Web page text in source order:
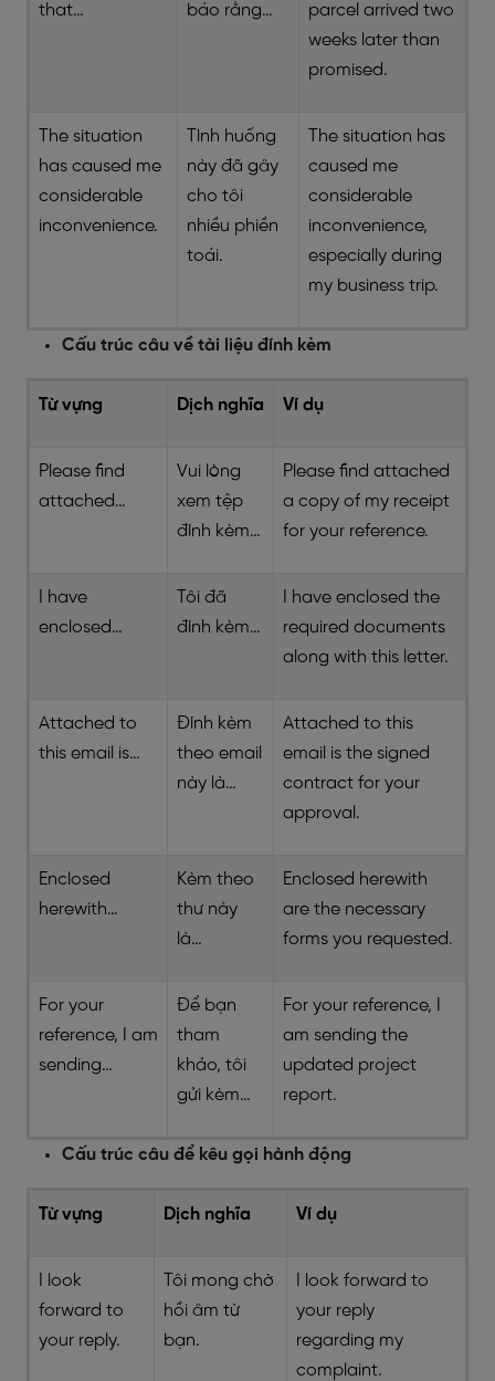
that… báo rằng…
parcel arrived two
weeks later than
promised.
The situation
has caused me
considerable
inconvenience.
Tình huống
này đã gây
cho tôi
nhiều phiền
toái.
The situation has
caused me
considerable
inconvenience,
especially during
my business trip.
Cấu trúc câu về tài liệu đính kèm
Từ vựng Dịch nghĩa Ví dụ
Please find
attached…
Vui lòng
xem tệp
đính kèm…
Please find attached
a copy of my receipt
for your reference.
I have
enclosed…
Tôi đã
đính kèm…
I have enclosed the
required documents
along with this letter.
Attached to
this email is…
Đính kèm
theo email
này là…
Attached to this
email is the signed
contract for your
approval.
Enclosed
herewith…
Kèm theo
thư này
là…
Enclosed herewith
are the necessary
forms you requested.
For your
reference, I am
sending…
Để bạn
tham
khảo, tôi
gửi kèm…
For your reference, I
am sending the
updated project
report.
Cấu trúc câu để kêu gọi hành động
Từ vựng Dịch nghĩa Ví dụ
I look
forward to
your reply.
Tôi mong chờ
hồi âm từ
bạn.
I look forward to
your reply
regarding my
complaint.